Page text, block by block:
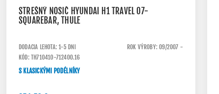
STREŠNÝ NOSIČ HYUNDAI H1 TRAVEL 07-
SQUAREBAR, THULE
DODACIA LEHOTA: 1-5 DNI
ROK VÝROBY: 09/2007 -
KÓD: TH710410-712400.16
S KLASICKÝMI PODÉLNÍKY